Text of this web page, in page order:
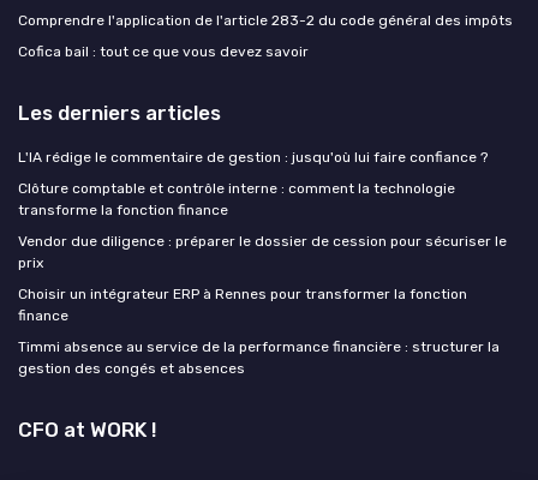
Comprendre l'application de l'article 283-2 du code général des impôts
Cofica bail : tout ce que vous devez savoir
Les derniers articles
L'IA rédige le commentaire de gestion : jusqu'où lui faire confiance ?
Clôture comptable et contrôle interne : comment la technologie
transforme la fonction finance
Vendor due diligence : préparer le dossier de cession pour sécuriser le
prix
Choisir un intégrateur ERP à Rennes pour transformer la fonction
finance
Timmi absence au service de la performance financière : structurer la
gestion des congés et absences
CFO at WORK !